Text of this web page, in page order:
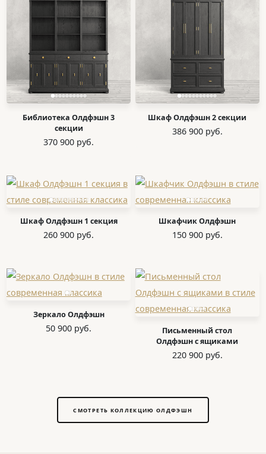
Библиотека Олдфэшн 3
секции
370 900 руб.
Шкаф Олдфэшн 2 секции
386 900 руб.
Шкаф Олдфэшн 1 секция
260 900 руб.
Шкафчик Олдфэшн
150 900 руб.
Зеркало Олдфэшн
50 900 руб.
Письменный стол
Олдфэшн с ящиками
220 900 руб.
СМОТРЕТЬ КОЛЛЕКЦИЮ ОЛДФЭШН